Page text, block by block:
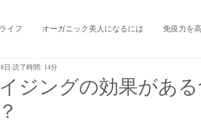
イフ オーガニック美人になるには 免疫力を
夏 晩夏
ジングの効果がある
日 読了時間: 14分